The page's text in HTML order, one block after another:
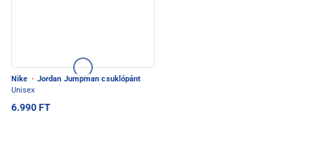
Nike · Jordan Jumpman csuklópánt
Unisex
6.990 FT